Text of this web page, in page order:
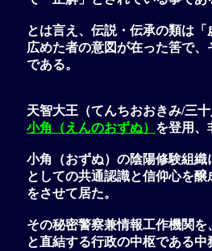
とは言え、伝説・伝承の類は
広めた者の意図が在った筈で
である。
天智大王（てんちおおきみ/三
小角（えんのおずぬ） を登用、
小角（おずぬ）の陰陽修験組
としての共通認識と信仰心を醸
をさせて居た。
その秘密警察兼情報工作機関
と直結する行政の中枢である中